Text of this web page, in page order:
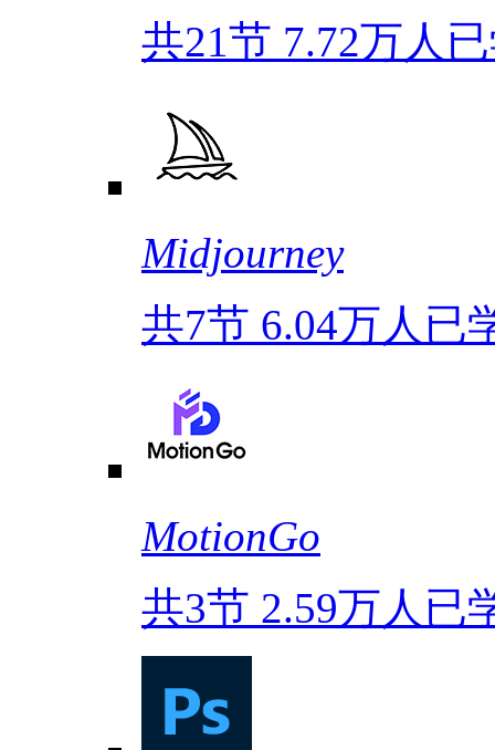
共21节 7.72万人
Midjourney
共7节 6.04万人已
MotionGo
共3节 2.59万人已